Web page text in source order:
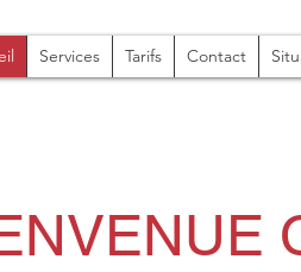
Services Tarifs Contact